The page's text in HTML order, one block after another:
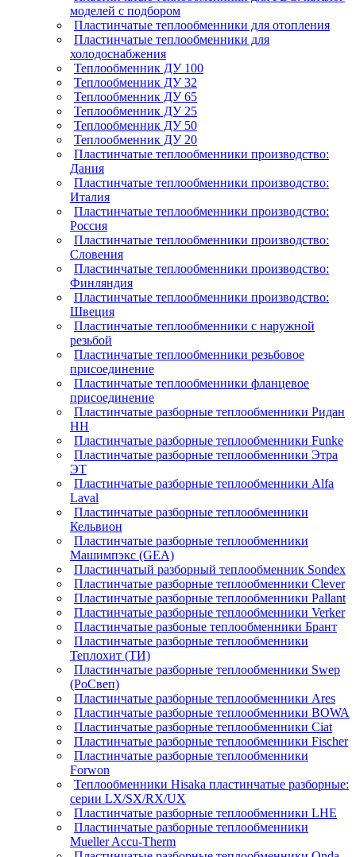
моделей с подбором
Пластинчатые теплообменники для отопления
Пластинчатые теплообменники для
холодоснабжения
Теплообменник ДУ 100
Теплообменник ДУ 32
Теплообменник ДУ 65
Теплообменник ДУ 25
Теплообменник ДУ 50
Теплообменник ДУ 20
Пластинчатые теплообменники производство:
Дания
Пластинчатые теплообменники производство:
Италия
Пластинчатые теплообменники производство:
Россия
Пластинчатые теплообменники производство:
Словения
Пластинчатые теплообменники производство:
Финляндия
Пластинчатые теплообменники производство:
Швеция
Пластинчатые теплообменники с наружной
резьбой
Пластинчатые теплообменники резьбовое
присоединение
Пластинчатые теплообменники фланцевое
присоединение
Пластинчатые разборные теплообменники Ридан
НН
Пластинчатые разборные теплообменники Funke
Пластинчатые разборные теплообменники Этра
ЭТ
Пластинчатые разборные теплообменники Alfa
Laval
Пластинчатые разборные теплообменники
Кельвион
Пластинчатые разборные теплообменники
Машимпэкс (GEA)
Пластинчатый разборный теплообменник Sondex
Пластинчатые разборные теплообменники Clever
Пластинчатые разборные теплообменники Pallant
Пластинчатые разборные теплообменники Verker
Пластинчатые разбоные теплообменники Брант
Пластинчатые разборные теплообменники
Теплохит (ТИ)
Пластинчатые разборные теплообменники Swep
(РоСвеп)
Пластинчатые разборные теплообменники Ares
Пластинчатые разборные теплообменники BOWA
Пластинчатые разборные теплообменники Ciat
Пластинчатые разборные теплообменники Fischer
Пластинчатые разборные теплообменники
Forwon
Теплообменники Hisaka пластинчатые разборные:
серии LX/SX/RX/UX
Пластинчатые разборные теплообменники LHE
Пластинчатые разборные теплообменники
Mueller Accu-Therm